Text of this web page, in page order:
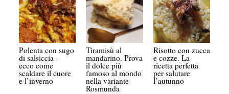
Polenta con sugo
di salsiccia –
ecco come
scaldare il cuore
e l’inverno
Tiramisù al
mandarino. Prova
il dolce più
famoso al mondo
nella variante
Rosmunda
Risotto con zucca
e cozze. La
ricetta perfetta
per salutare
l’autunno